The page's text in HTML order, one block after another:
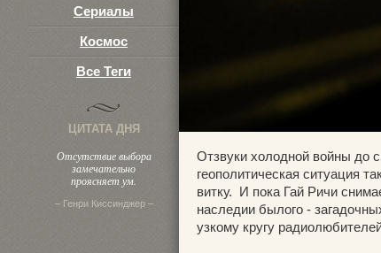
Сериалы
Космос
Все Теги
ЦИТАТА ДНЯ
Отсутствие выбора
замечательно
проясняет ум.
– Генри Киссинджер –
Отзвуки холодной войны до
геополитическая ситуация
витку. И пока Гай Ричи
наследии былого -
узкому кругу